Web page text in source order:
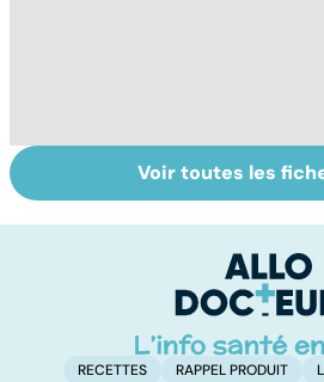
Tout savoir sur
les infections
La
Voir toutes les
RECETTES RAPPEL PRODUIT